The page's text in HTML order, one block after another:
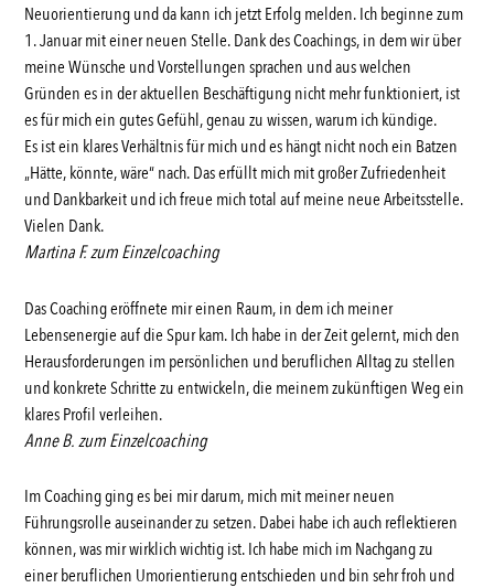
Neuorientierung und da kann ich jetzt Erfolg melden. Ich beginne zum
1. Januar mit einer neuen Stelle. Dank des Coachings, in dem wir über
meine Wünsche und Vorstellungen sprachen und aus welchen
Gründen es in der aktuellen Beschäftigung nicht mehr funktioniert, ist
es für mich ein gutes Gefühl, genau zu wissen, warum ich kündige.
Es ist ein klares Verhältnis für mich und es hängt nicht noch ein Batzen
„Hätte, könnte, wäre“ nach. Das erfüllt mich mit großer Zufriedenheit
und Dankbarkeit und ich freue mich total auf meine neue Arbeitsstelle.
Vielen Dank.
Martina F. zum Einzelcoaching
Das Coaching eröffnete mir einen Raum, in dem ich meiner
Lebensenergie auf die Spur kam. Ich habe in der Zeit gelernt, mich den
Herausforderungen im persönlichen und beruflichen Alltag zu stellen
und konkrete Schritte zu entwickeln, die meinem zukünftigen Weg ein
klares Profil verleihen.
Anne B. zum Einzelcoaching
Im Coaching ging es bei mir darum, mich mit meiner neuen
Führungsrolle auseinander zu setzen. Dabei habe ich auch reflektieren
können, was mir wirklich wichtig ist. Ich habe mich im Nachgang zu
einer beruflichen Umorientierung entschieden und bin sehr froh und